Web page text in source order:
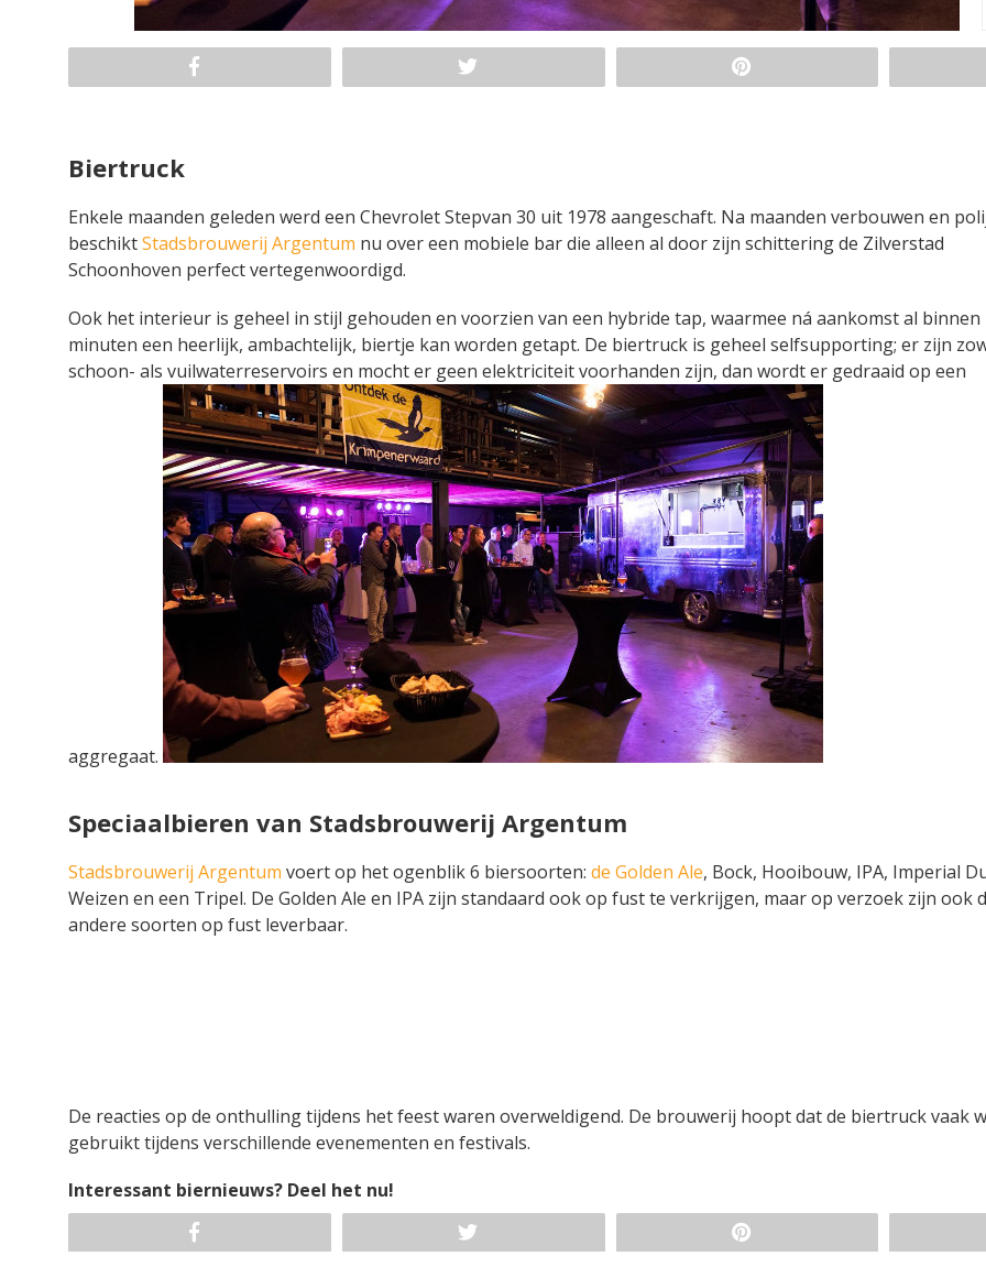
Biertruck
Enkele maanden geleden werd een Chevrolet Stepvan 30 uit 1978 aangeschaft. Na maanden verbouwen en
beschiktStadsbrouwerij Argentum nu over een mobiele bar die alleen al door zijn schittering de Zilverstad
Schoonhoven perfect vertegenwoordigd.
Ook het interieur is geheel in stijl gehouden en voorzien van een hybride tap, waarmee ná aankomst al binnen
minuten een heerlijk, ambachtelijk, biertje kan worden getapt. De biertruck is geheel selfsupporting; er zijn
schoon- als vuilwaterreservoirs en mocht er geen elektriciteit voorhanden zijn, dan wordt er gedraaid op een
aggregaat.
Speciaalbieren van Stadsbrouwerij Argentum
Stadsbrouwerij Argentum voert op het ogenblik 6 biersoorten: de Golden Ale, Bock, Hooibouw, IPA, Imperial
Weizen en een Tripel. De Golden Ale en IPA zijn standaard ook op fust te verkrijgen, maar op verzoek zijn ook
andere soorten op fust leverbaar.
De reacties op de onthulling tijdens het feest waren overweldigend. De brouwerij hoopt dat de biertruck vaak
gebruikt tijdens verschillende evenementen en festivals.
Interessant biernieuws? Deel het nu!